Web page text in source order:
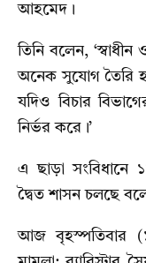
আহমেদ।
তিনি বলেন, ‘স্বাধীন
অনেক সুযোগ তৈরি
যদিও বিচার
নির্ভর করে।’
এ ছাড়া সংবিধানে
দ্বৈত শাসন চলছে
আজ বৃহস্পতিবার